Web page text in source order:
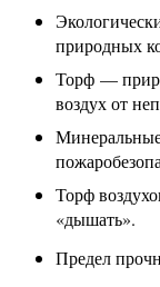
природных
Торф —
воздух от
Торф
«дышать».
Предел